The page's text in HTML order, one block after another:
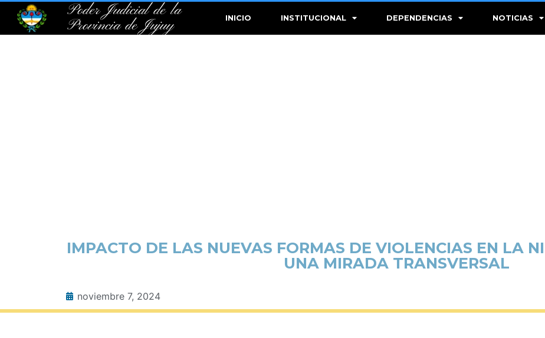
Poder Judicial de la
Provincia de Jujuy
INICIO INSTITUCIONAL DEPENDENCIAS NOTICIAS
IMPACTO DE LAS NUEVAS FORMAS DE VIOLENCIAS EN LA
UNA MIRADA TRANSVERSAL
noviembre 7, 2024